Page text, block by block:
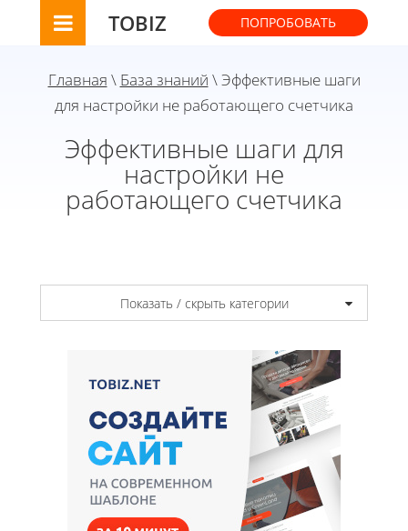
TOBIZ ПОПРОБОВАТЬ
Главная \ База знаний \ Эффективные шаги
для настройки не работающего счетчика
Эффективные шаги для
настройки не
работающего счетчика
Показать / скрыть категории